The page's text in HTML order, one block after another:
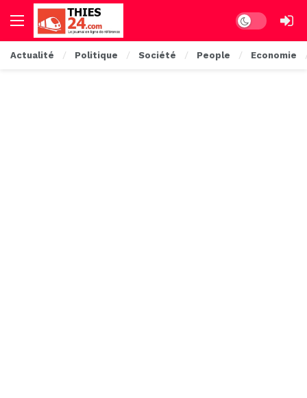
Dark mode
Actualité Politique Société People Economie